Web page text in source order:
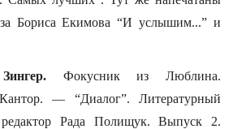
Бориса Екимова “И услышим...” и
Фокусник из Люблина.
— “Диалог”. Литературный
Рада Полищук. Выпуск 2.